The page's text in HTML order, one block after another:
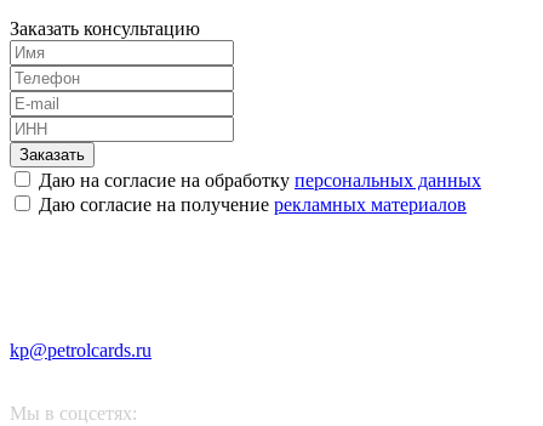
Заказать консультацию
Заказать
Даю на согласие на обработку персональных данных
Даю согласие на получение рекламных материалов
kp@petrolcards.ru
Мы в соцсетях: